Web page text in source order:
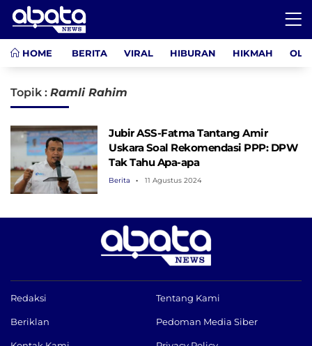
HOME BERITA VIRAL HIBURAN HIKMAH
Topik : Ramli Rahim
Jubir ASS-Fatma Tantang Amir
Uskara Soal Rekomendasi PPP: DPW
Tak Tahu Apa-apa
Berita 11 Agustus 2024
Redaksi Tentang Kami
Beriklan Pedoman Media Siber